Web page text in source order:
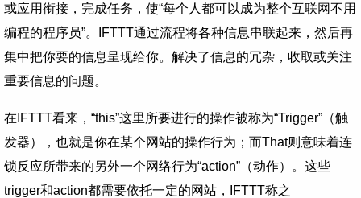
或应用衔接，完成任务，使“每个人都可以成为整个互联网不用
编程的程序员”。IFTTT通过流程将各种信息串联起来，然后再
集中把你要的信息呈现给你。解决了信息的冗杂，收取或关注
重要信息的问题。
在IFTTT看来，“this”这里所要进行的操作被称为“Trigger”（触
发器），也就是你在某个网站的操作行为；而That则意味着连
锁反应所带来的另外一个网络行为“action”（动作）。这些
trigger和action都需要依托一定的网站，IFTTT称之